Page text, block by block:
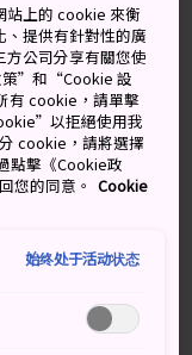
參的美
站上的 cookie 來衡
提供有針對性的廣
公司分享有關您使
策”和“Cookie 設
有 cookie，請單擊
以拒絕使用我
cookie，請將選擇
點擊《Cookie政
您的同意。 Cookie
始终处于活动状态